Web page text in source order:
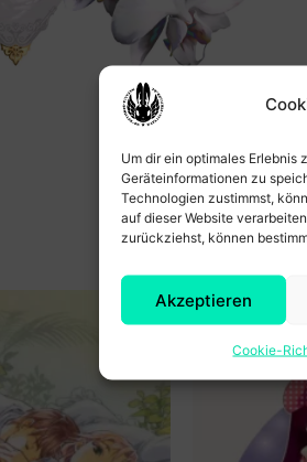
Um dir ein optimales
Geräteinformationen zu
Technologien zustimmst,
auf dieser Website
zurückziehst, können
Akzeptieren
Cookie-